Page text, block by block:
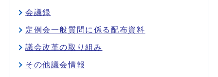
会議録
定例会一般質問に係る配布資料
議会改革の取り組み
その他議会情報